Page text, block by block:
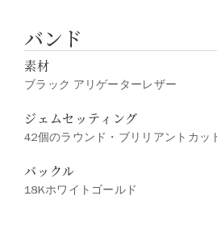
バンド
素材
ブラック アリゲーターレザー
ジェムセッティング
42個のラウンド・ブリリアントカッ
バックル
18Kホワイトゴールド